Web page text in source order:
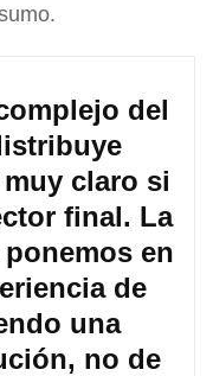
del
claro si
final. La
en
de
una
no de